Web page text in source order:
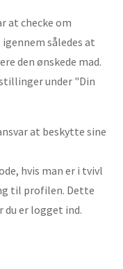
at checke om
således at
den ønskede mad.
under "Din
at beskytte sine
hvis man er i tvivl
til profilen. Dette
er logget ind.